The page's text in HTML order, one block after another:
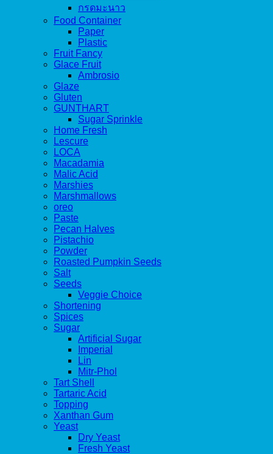
กรดมะนาว
Food Container
Paper
Plastic
Fruit Fancy
Glace Fruit
Ambrosio
Glaze
Gluten
GUNTHART
Sugar Sprinkle
Home Fresh
Lescure
LOCA
Macadamia
Malic Acid
Marshies
Marshmallows
oreo
Paste
Pecan Halves
Pistachio
Powder
Roasted Pumpkin Seeds
Salt
Seeds
Veggie Choice
Shortening
Spices
Sugar
Artificial Sugar
Imperial
Lin
Mitr-Phol
Tart Shell
Tartaric Acid
Topping
Xanthan Gum
Yeast
Dry Yeast
Fresh Yeast